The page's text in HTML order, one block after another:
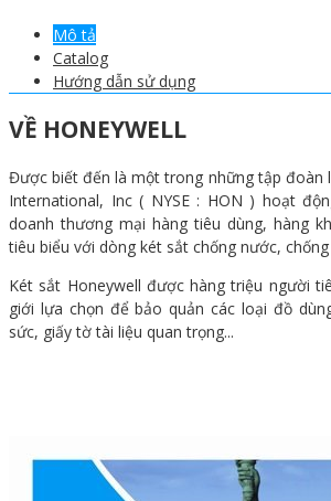
Mô tả
Catalog
Hướng dẫn sử dụng
VỀ HONEYWELL
Được biết đến là một trong những tập đoàn
International, Inc ( NYSE : HON ) hoạt
doanh thương mại hàng tiêu dùng, hàng
tiêu biểu với dòng két sắt chống nước, chống
Két sắt Honeywell được hàng triệu người
giới lựa chọn để bảo quản các loại đồ
sức, giấy tờ tài liệu quan trọng...